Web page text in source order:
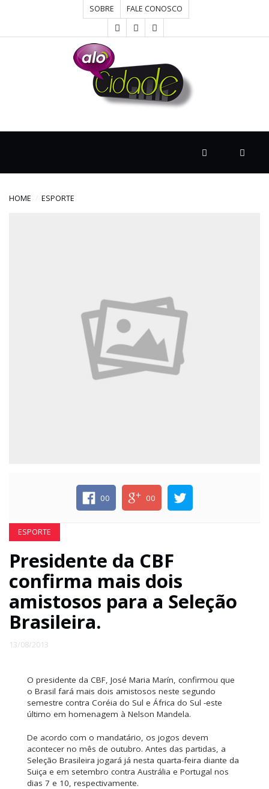
SOBRE FALE CONOSCO
DESTAQUE
HOME ESPORTE
00 00
ESPORTE
Presidente da CBF
confirma mais dois
amistosos para a Seleção
Brasileira.
13/08/2013
O presidente da CBF, José Maria Marín, confirmou que
o Brasil fará mais dois amistosos neste segundo
semestre contra Coréia do Sul e África do Sul -este
último em homenagem à Nelson Mandela.
De acordo com o mandatário, os jogos devem
acontecer no mês de outubro. Antes das partidas, a
Seleção Brasileira jogará já nesta quarta-feira diante da
Suiça e em setembro contra Austrália e Portugal nos
dias 7 e 10, respectivamente.